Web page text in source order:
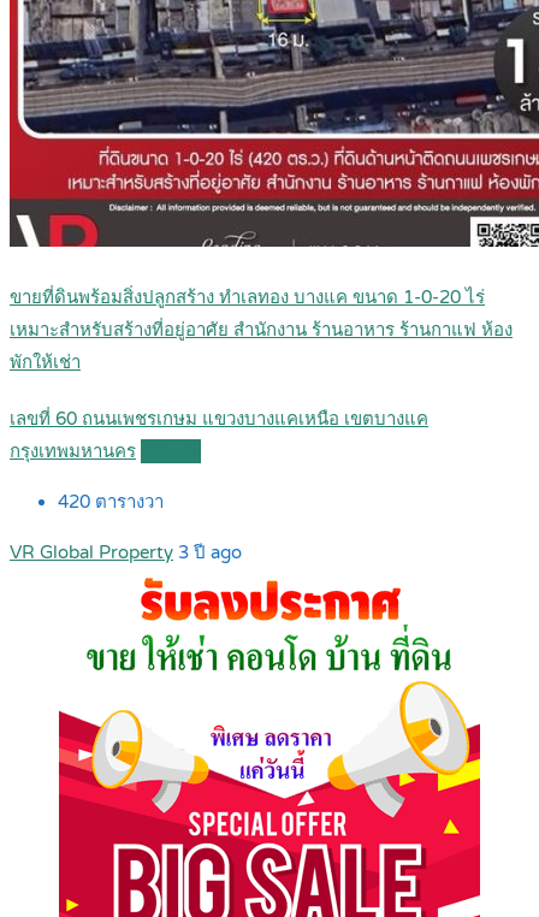
ขายที่ดินพร้อมสิ่งปลูกสร้าง ทำเลทอง บางแค ขนาด 1-0-20 ไร่
เหมาะสำหรับสร้างที่อยู่อาศัย สำนักงาน ร้านอาหาร ร้านกาแฟ ห้อง
พักให้เช่า
เลขที่ 60 ถนนเพชรเกษม แขวงบางแคเหนือ เขตบางแค
กรุงเทพมหานคร
420 ตารางวา
VR Global Property 3 ปี ago